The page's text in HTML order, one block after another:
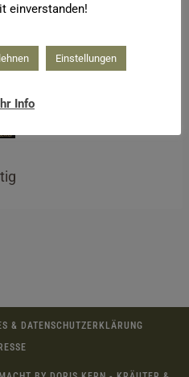
& DATENSCHUTZERKLÄRUNG
einverstanden!
Einstellungen
Info